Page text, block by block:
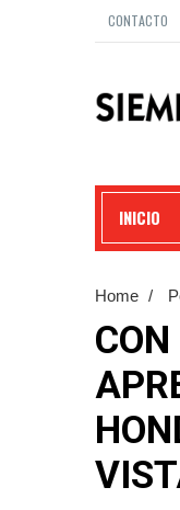
CONTACTO
INICIO
Home /